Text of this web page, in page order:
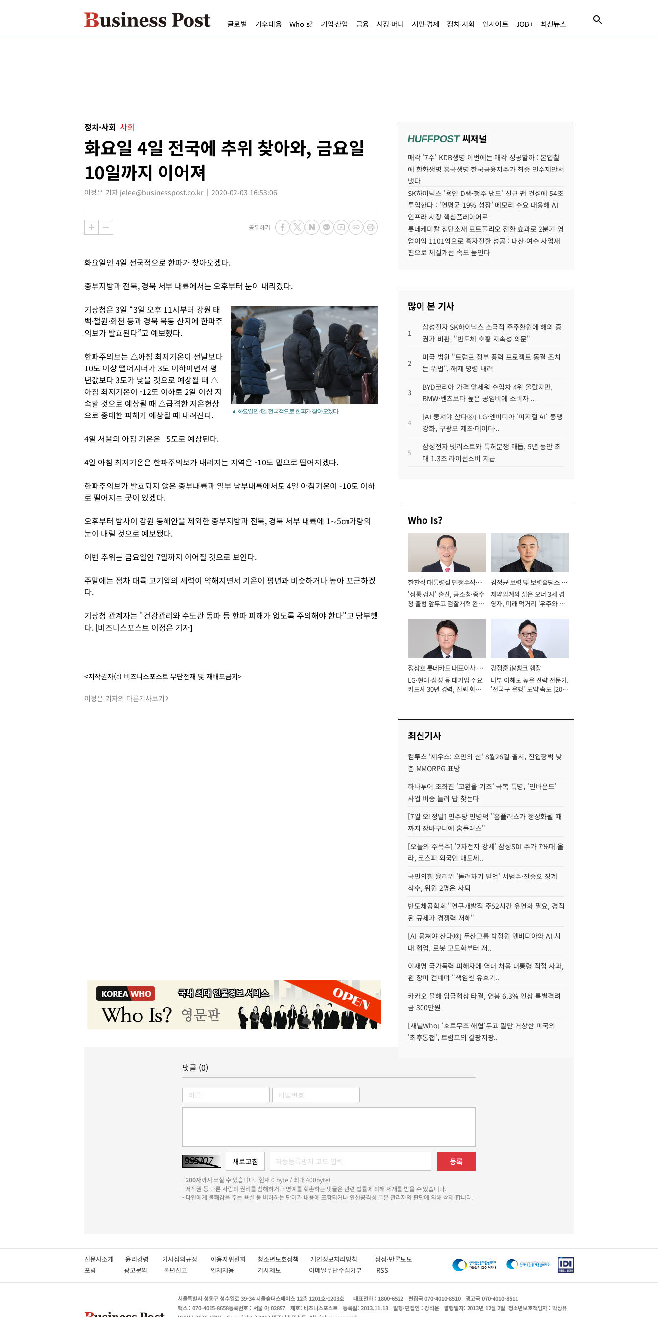
글로벌 기후대응 Who Is? 기업·산업 금융 시장·머니 시민·경제 정치·사회 인사이트 JOB+ 최신뉴스
정치·사회 사회
화요일 4일 전국에 추위 찾아와, 금요일
10일까지 이어져
이정은 기자 jelee@businesspost.co.kr 2020-02-03 16:53:06
공유하기
화요일인 4일 전국적으로 한파가 찾아오겠다.
중부지방과 전북, 경북 서부 내륙에서는 오후부터 눈이 내리겠다.
▲ 화요일인 4일 전국적으로 한파가 찾아오겠다.
기상청은 3일 “3일 오후 11시부터 강원 태
백·철원·화천 등과 경북 북동 산지에 한파주
의보가 발효된다”고 예보했다.
한파주의보는 △아침 최저기온이 전날보다
10도 이상 떨어지너가 3도 이하이면서 평
년값보다 3도가 낮을 것으로 예상될 때 △
아침 최저기온이 -12도 이하로 2일 이상 지
속할 것으로 예상될 때 △급격한 저온현상
으로 중대한 피해가 예상될 때 내려진다.
4일 서울의 아침 기온은 –5도로 예상된다.
4일 아침 최저기온은 한파주의보가 내려지는 지역은 -10도 밑으로 떨어지겠다.
한파주의보가 발효되지 않은 중부내륙과 일부 남부내륙에서도 4일 아침기온이 -10도 이하
로 떨어지는 곳이 있겠다.
오후부터 밤사이 강원 동해안을 제외한 중부지방과 전북, 경북 서부 내륙에 1∼5㎝가량의
눈이 내릴 것으로 예보됐다.
이번 추위는 금요일인 7일까지 이어질 것으로 보인다.
주말에는 점차 대륙 고기압의 세력이 약해지면서 기온이 평년과 비슷하거나 높아 포근하겠
다.
기상청 관계자는 "건강관리와 수도관 동파 등 한파 피해가 없도록 주의해야 한다"고 당부했
다. [비즈니스포스트 이정은 기자]
<저작권자(c) 비즈니스포스트 무단전재 및 재배포금지>
이정은 기자의 다른기사보기
HUFFPOST씨저널
매각 '7수' KDB생명 이번에는 매각 성공할까 : 본입찰
에 한화생명 흥국생명 한국금융지주가 최종 인수제안서
냈다
SK하이닉스 '용인 D램-청주 낸드' 신규 팹 건설에 54조
투입한다 : '연평균 19% 성장' 메모리 수요 대응해 AI
인프라 시장 핵심플레이어로
롯데케미칼 첨단소재 포트폴리오 전환 효과로 2분기 영
업이익 1101억으로 흑자전환 성공 : 대산·여수 사업재
편으로 체질개선 속도 높인다
많이 본 기사
1
삼성전자 SK하이닉스 소극적 주주환원에 해외 증
권가 비판, "반도체 호황 지속성 의문"
2
미국 법원 "트럼프 정부 풍력 프로젝트 동결 조치
는 위법", 해제 명령 내려
3
BYD코리아 가격 앞세워 수입차 4위 올랐지만,
BMW·벤츠보다 높은 공임비에 소비자 ..
4
[AI 뭉쳐야 산다⑧] LG·엔비디아 '피지컬 AI' 동맹
강화, 구광모 제조·데이터·..
5
삼성전자 넷리스트와 특허분쟁 매듭, 5년 동안 최
대 1.3조 라이선스비 지급
Who Is?
한찬식 대통령실 민정수석비
서관
'정통 검사' 출신, 공소청·중수
청 출범 앞두고 검찰개혁 완수
김정균 보령 및 보령홀딩스 대
표이사 사장
제약업계의 젊은 오너 3세 경
영자, 미래 먹거리 '우주와 헬
정상호 롯데카드 대표이사 사
장
LG·현대·삼성 등 대기업 주요
카드사 30년 경력, 신뢰 회복
강정훈 iM뱅크 행장
내부 이해도 높은 전략 전문가,
'전국구 은행' 도약 속도 [2026
최신기사
컴투스 '제우스: 오만의 신' 8월26일 출시, 진입장벽 낮
춘 MMORPG 표방
하나투어 조좌진 '고환율 기조' 극복 특명, '인바운드'
사업 비중 늘려 답 찾는다
[7일 오!정말] 민주당 민병덕 "홈플러스가 정상화될 때
까지 장바구니에 홈플러스"
[오늘의 주목주] '2차전지 강세' 삼성SDI 주가 7%대 올
라, 코스피 외국인 매도세..
국민의힘 윤리위 '돌려차기 발언' 서범수·진종오 징계
착수, 위원 2명은 사퇴
반도체공학회 "연구개발직 주52시간 유연화 필요, 경직
된 규제가 경쟁력 저해"
[AI 뭉쳐야 산다⑩] 두산그룹 박정원 엔비디아와 AI 시
대 협업, 로봇 고도화부터 저..
이재명 국가폭력 피해자에 역대 처음 대통령 직접 사과,
흰 장미 건네며 "책임엔 유효기..
카카오 올해 임금협상 타결, 연봉 6.3% 인상 특별격려
금 300만원
[채널Who] '호르무즈 해협'두고 말만 거창한 미국의
'최후통첩', 트럼프의 갈팡지팡..
댓글 (0)
등록
-200자까지 쓰실 수 있습니다. (현재 0 byte / 최대 400byte)
- 저작권 등 다른 사람의 권리를 침해하거나 명예를 훼손하는 댓글은 관련 법률에 의해 제재를 받을 수 있습니다.
- 타인에게 불쾌감을 주는 욕설 등 비하하는 단어가 내용에 포함되거나 인신공격성 글은 관리자의 판단에 의해 삭제 합니다.
신문사소개 윤리강령 기사심의규정 이용자위원회 청소년보호정책 개인정보처리방침 정정·반론보도
포럼
광고문의 불편신고 인재채용 기사제보 이메일무단수집거부 RSS
서울특별시 성동구 성수일로 39-34 서울숲더스페이스 12층 1201호-1203호 대표전화 : 1800-6522 편집국 070-4010-8510
광고국 070-4010-8511
팩스 : 070-4015-8658등록번호 : 서울 아 02897 제호: 비즈니스포스트 등록일: 2013.11.13 발행·편집인 : 강석운 발행일자: 2013년 12월 2일 청소년보호책임자 : 박상유